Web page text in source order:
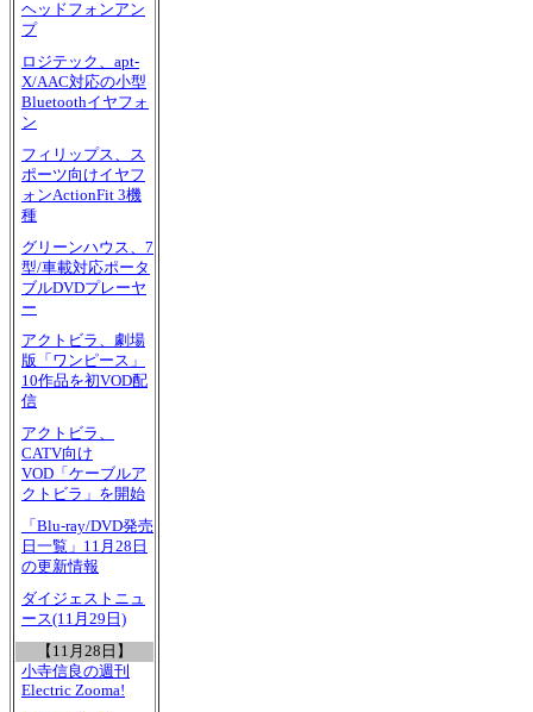
ヘッドフォンアン
プ
ロジテック、apt-
X/AAC対応の小型
Bluetoothイヤフォ
ン
フィリップス、ス
ポーツ向けイヤフ
ォンActionFit 3機
種
グリーンハウス、7
型/車載対応ポータ
ブルDVDプレーヤ
ー
アクトビラ、劇場
版「ワンピース」
10作品を初VOD配
信
アクトビラ、
CATV向け
VOD「ケーブルア
クトビラ」を開始
「Blu-ray/DVD発売
日一覧」11月28日
の更新情報
ダイジェストニュ
ース(11月29日)
【11月28日】
小寺信良の週刊
Electric Zooma!